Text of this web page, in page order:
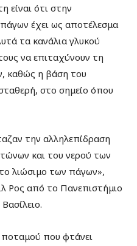
είναι ότι στην
έχει ως αποτέλεσμα
τα κανάλια γλυκού
να επιταχύνουν τη
καθώς η βάση του
στο σημείο όπου
την αλληλεπίδραση
και του νερού των
λιώσιμο των πάγων»,
Ρος από το Πανεπιστήμιο
που φτάνει